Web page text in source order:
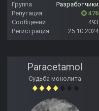
Группа
Разработчики
Репутация
476
Сообщений
493
Регистрация
25.10.2024
Paracetamol
Судьба монолита